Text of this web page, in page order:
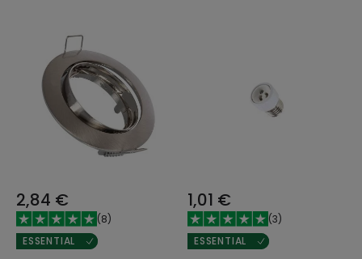
2,84 €
(8)
ESSENTIAL
1,01 €
(3)
ESSENTIAL